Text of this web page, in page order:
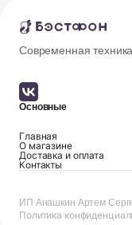
Современная
Основные
Главная
О магазине
Доставка и оплата
Контакты
ИП Анашкин Артем
Политика